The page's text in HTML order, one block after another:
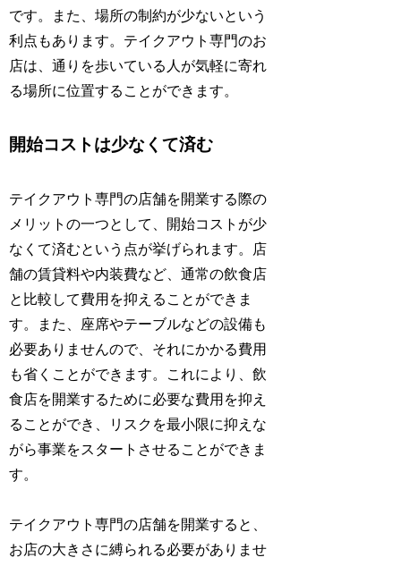
です。また、場所の制約が少ないという
利点もあります。テイクアウト専門のお
店は、通りを歩いている人が気軽に寄れ
る場所に位置することができます。
開始コストは少なくて済む
テイクアウト専門の店舗を開業する際の
メリットの一つとして、開始コストが少
なくて済むという点が挙げられます。店
舗の賃貸料や内装費など、通常の飲食店
と比較して費用を抑えることができま
す。また、座席やテーブルなどの設備も
必要ありませんので、それにかかる費用
も省くことができます。これにより、飲
食店を開業するために必要な費用を抑え
ることができ、リスクを最小限に抑えな
がら事業をスタートさせることができま
す。
テイクアウト専門の店舗を開業すると、
お店の大きさに縛られる必要がありませ